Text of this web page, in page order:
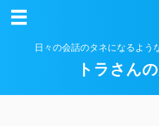
日々の会話のタネになるよう
トラさん